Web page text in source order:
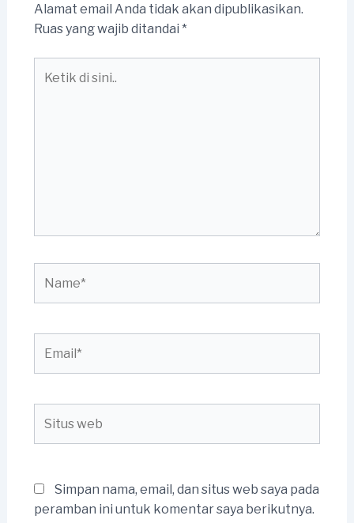
Alamat email Anda tidak akan dipublikasikan.
Ruas yang wajib ditandai *
web
Simpan nama, email, dan situs web saya pada
peramban ini untuk komentar saya berikutnya.